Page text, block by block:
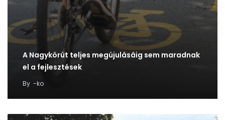
A Nagykörút teljes megújulásáig sem maradnak
el a fejlesztések
By -ko